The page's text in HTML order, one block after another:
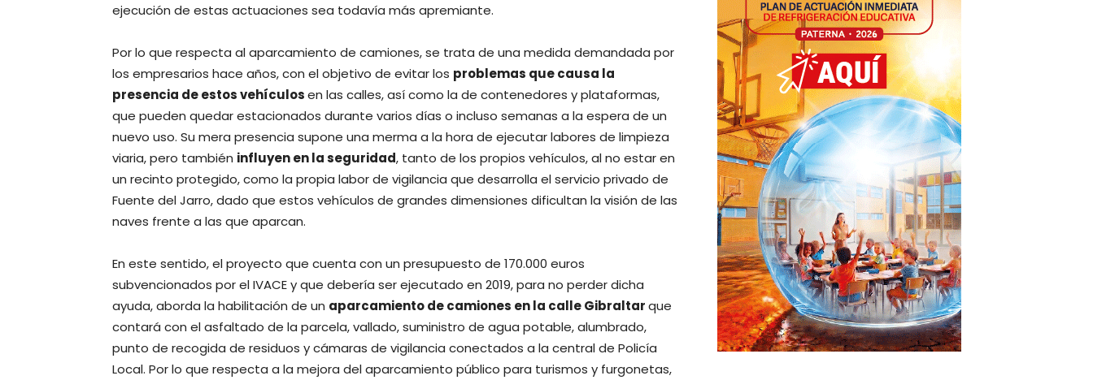
ejecución de estas actuaciones sea todavía más apremiante.
Por lo que respecta al aparcamiento de camiones, se trata de una medida demandada por
los empresarios hace años, con el objetivo de evitar los problemas que causa la
presencia de estos vehículosen las calles, así como la de contenedores y plataformas,
que pueden quedar estacionados durante varios días o incluso semanas a la espera de un
nuevo uso. Su mera presencia supone una merma a la hora de ejecutar labores de limpieza
viaria, pero también influyen en la seguridad, tanto de los propios vehículos, al no estar en
un recinto protegido, como la propia labor de vigilancia que desarrolla el servicio privado de
Fuente del Jarro, dado que estos vehículos de grandes dimensiones dificultan la visión de las
naves frente a las que aparcan.
En este sentido, el proyecto que cuenta con un presupuesto de 170.000 euros
subvencionados por el IVACE y que debería ser ejecutado en 2019, para no perder dicha
ayuda, aborda la habilitación de un aparcamiento de camiones en la calle Gibraltarque
contará con el asfaltado de la parcela, vallado, suministro de agua potable, alumbrado,
punto de recogida de residuos y cámaras de vigilancia conectados a la central de Policía
Local. Por lo que respecta a la mejora del aparcamiento público para turismos y furgonetas,